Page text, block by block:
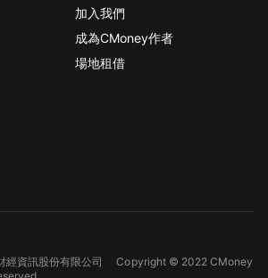
加入我們
成為CMoney作者
場地租借
經資訊股份有限公司Copyright © 2022 CMoney